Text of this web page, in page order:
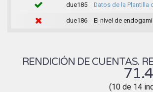
due185
Datos de la Plantilla
due186 El nivel de
RENDICIÓN DE CUENTAS.
(10 de 14